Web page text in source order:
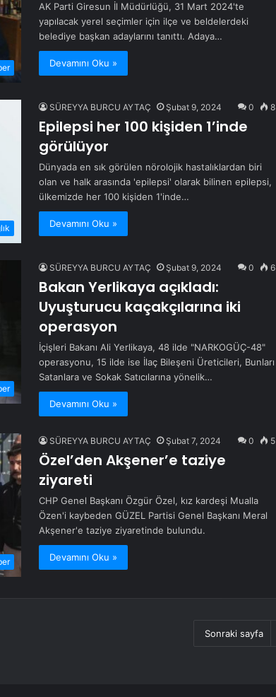
AK Parti Giresun İl Müdürlüğü, 31 Mart 2024'te
yapılacak yerel seçimler için ilçe ve beldelerdeki
belediye başkan adaylarını tanıttı. Adaya…
Devamını Oku »
SÜREYYA BURCU AYTAÇ Şubat 9, 2024 0 8
Epilepsi her 100 kişiden 1’inde
görülüyor
Dünyada en sık görülen nörolojik hastalıklardan biri
olan ve halk arasında 'epilepsi' olarak bilinen epilepsi,
ülkemizde her 100 kişiden 1'inde…
Devamını Oku »
SÜREYYA BURCU AYTAÇ Şubat 9, 2024 0 6
Bakan Yerlikaya açıkladı:
Uyuşturucu kaçakçılarına iki
operasyon
İçişleri Bakanı Ali Yerlikaya, 48 ilde "NARKOGÜÇ-48"
operasyonu, 15 ilde ise İlaç Bileşeni Üreticileri, Bunları
Satanlara ve Sokak Satıcılarına yönelik…
Devamını Oku »
SÜREYYA BURCU AYTAÇ Şubat 7, 2024 0 5
Özel’den Akşener’e taziye
ziyareti
CHP Genel Başkanı Özgür Özel, kız kardeşi Mualla
Özen'i kaybeden GÜZEL Partisi Genel Başkanı Meral
Akşener'e taziye ziyaretinde bulundu.
Devamını Oku »
Sonraki sayfa